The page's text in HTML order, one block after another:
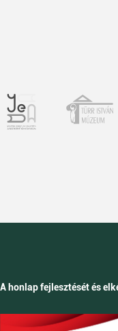
A honlap fejlesztését és